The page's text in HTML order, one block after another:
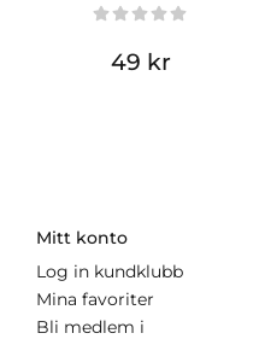
49 kr
Mitt konto
Log in kundklubb
Mina favoriter
Bli medlem i